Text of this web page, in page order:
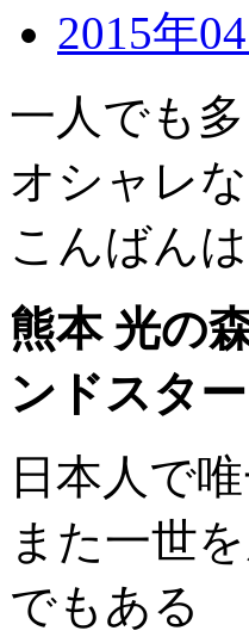
2015年
一人でも
オシャレ
こんばん
熊本 光の
ンドスター
日本人で
また一世
でもある